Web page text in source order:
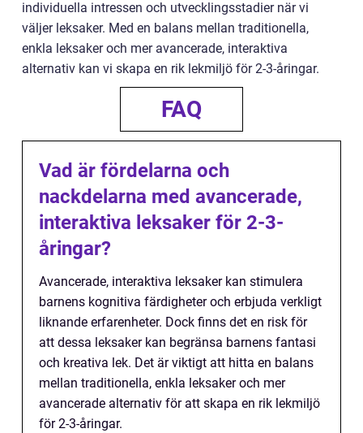
individuella intressen och utvecklingsstadier när vi
väljer leksaker. Med en balans mellan traditionella,
enkla leksaker och mer avancerade, interaktiva
alternativ kan vi skapa en rik lekmiljö för 2-3-åringar.
FAQ
Vad är fördelarna och
nackdelarna med avancerade,
interaktiva leksaker för 2-3-
åringar?
Avancerade, interaktiva leksaker kan stimulera
barnens kognitiva färdigheter och erbjuda verkligt
liknande erfarenheter. Dock finns det en risk för
att dessa leksaker kan begränsa barnens fantasi
och kreativa lek. Det är viktigt att hitta en balans
mellan traditionella, enkla leksaker och mer
avancerade alternativ för att skapa en rik lekmiljö
för 2-3-åringar.